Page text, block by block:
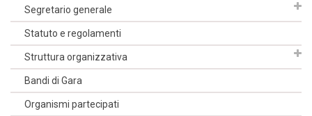
Segretario generale
Statuto e regolamenti
Struttura organizzativa
Bandi di Gara
Organismi partecipati